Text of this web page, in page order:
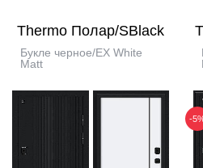
Thermo Полар/SBlack
Букле черное/EX White
Matt
-